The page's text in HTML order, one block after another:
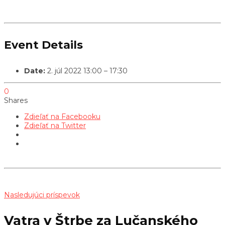
Event Details
Date: 2. júl 2022 13:00 – 17:30
0
Shares
Zdieľať na Facebooku
Zdieľať na Twitter
Nasledujúci príspevok
Vatra v Štrbe za Lučanského